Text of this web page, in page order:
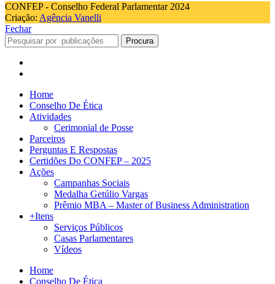
CONFEP - Conselho Federal Parlamentar 2024
Criação: Agência Vanelli
Fechar
Procura
Home
Conselho De Ética
Atividades
Cerimonial de Posse
Parceiros
Perguntas E Respostas
Certidões Do CONFEP – 2025
Ações
Campanhas Sociais
Medalha Getúlio Vargas
Prêmio MBA – Master of Business Administration
+Itens
Serviços Públicos
Casas Parlamentares
Vídeos
Home
Conselho De Ética